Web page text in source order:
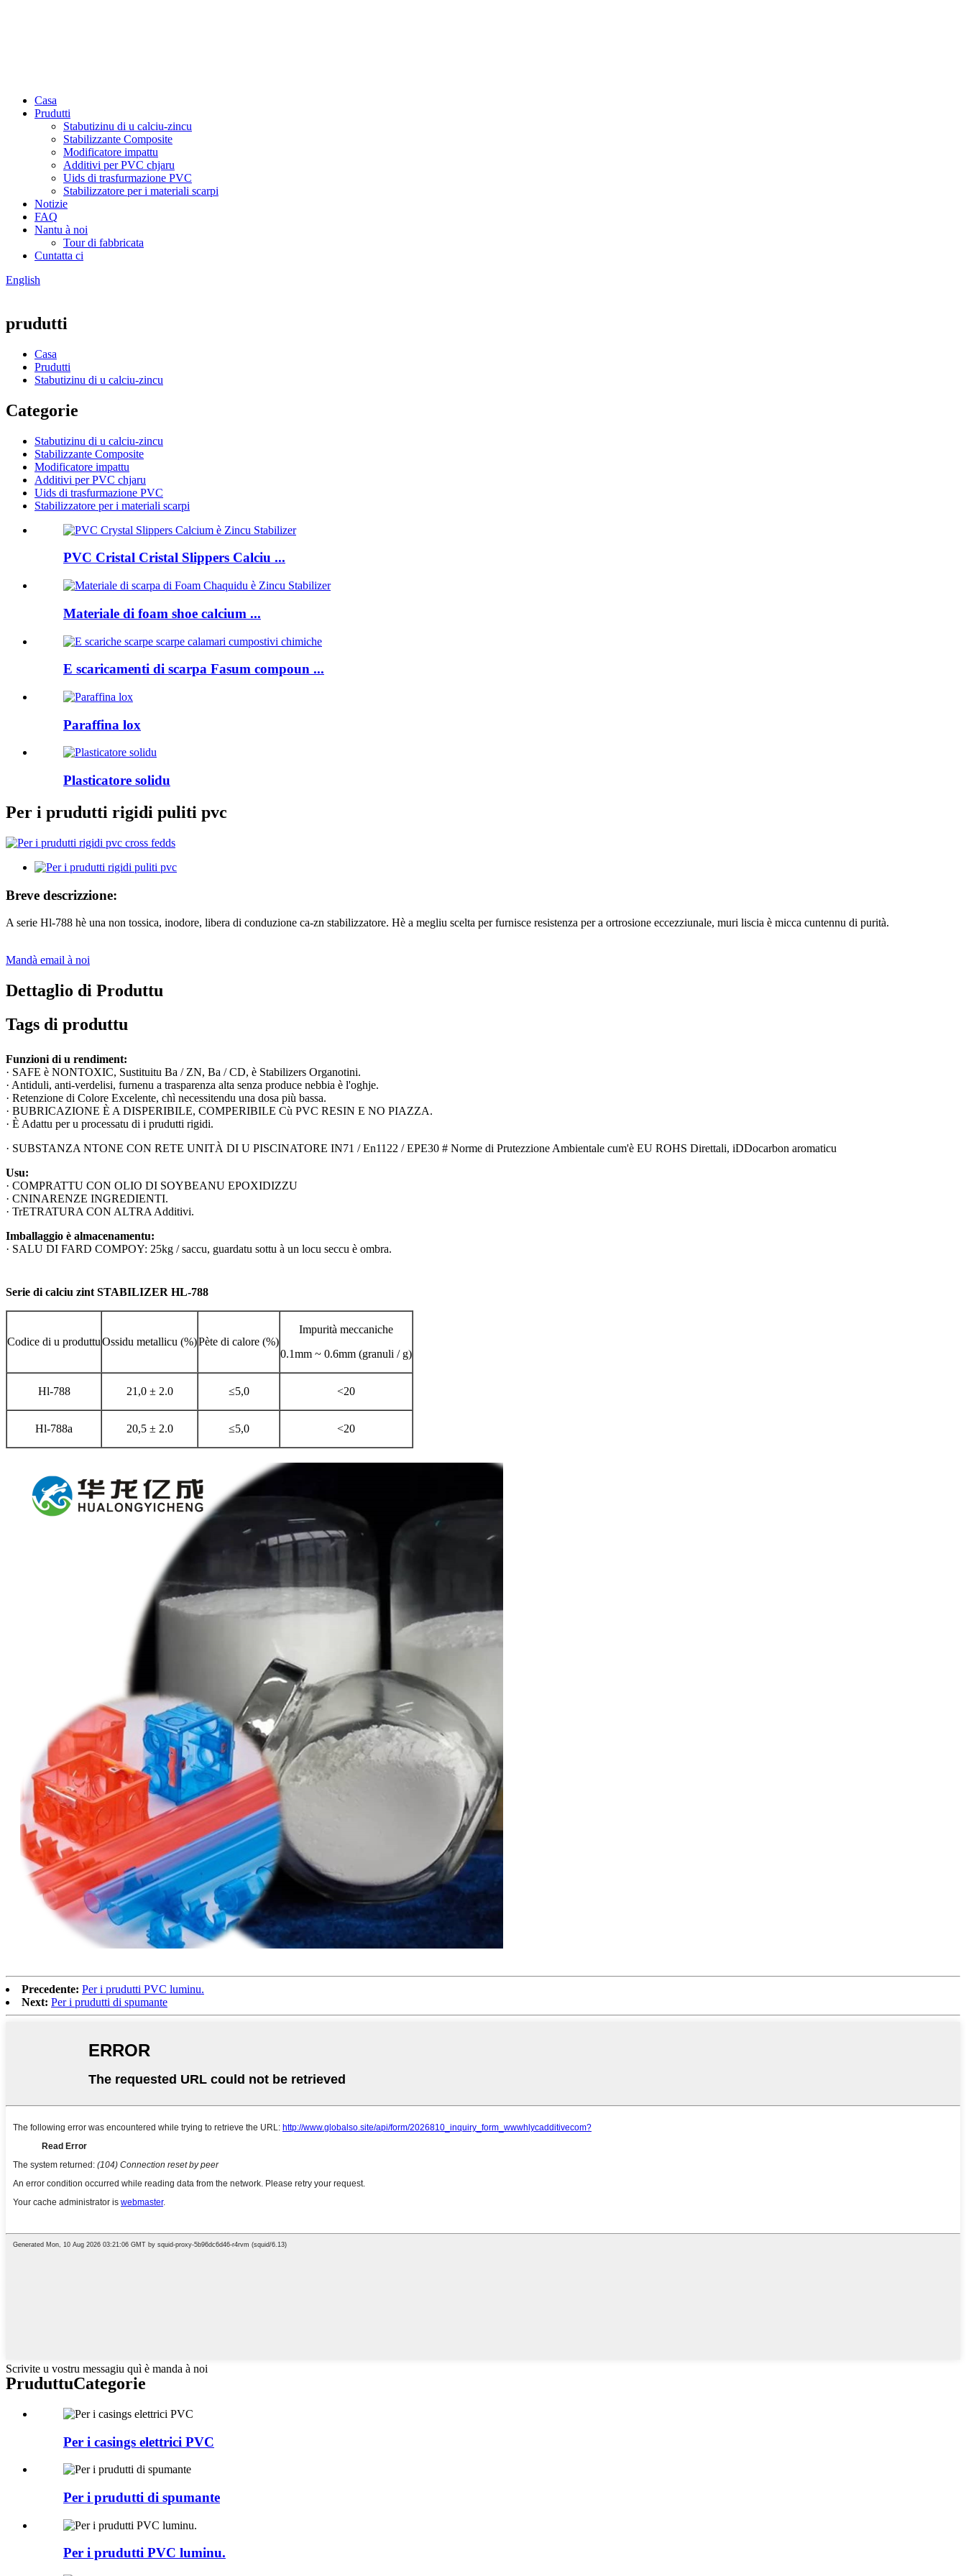
Casa
Prudutti
Stabutizinu di u calciu-zincu
Stabilizzante Composite
Modificatore impattu
Additivi per PVC chjaru
Uids di trasfurmazione PVC
Stabilizzatore per i materiali scarpi
Notizie
FAQ
Nantu à noi
Tour di fabbricata
Cuntatta ci
English
prudutti
Casa
Prudutti
Stabutizinu di u calciu-zincu
Categorie
Stabutizinu di u calciu-zincu
Stabilizzante Composite
Modificatore impattu
Additivi per PVC chjaru
Uids di trasfurmazione PVC
Stabilizzatore per i materiali scarpi
PVC Cristal Cristal Slippers Calciu ...
Materiale di foam shoe calcium ...
E scaricamenti di scarpa Fasum compoun ...
Paraffina lox
Plasticatore solidu
Per i prudutti rigidi puliti pvc
Breve descrizzione:
A serie Hl-788 hè una non tossica, inodore, libera di conduzione ca-zn stabilizzatore. Hè a megliu scelta per furnisce resistenza per a ortrosione eccezziunale, muri liscia è micca cuntennu di purità.
Mandà email à noi
Dettaglio di Produttu
Tags di produttu
Funzioni di u rendiment:
· SAFE è NONTOXIC, Sustituitu Ba / ZN, Ba / CD, è Stabilizers Organotini.
· Antiduli, anti-verdelisi, furnenu a trasparenza alta senza produce nebbia è l'oghje.
· Retenzione di Colore Excelente, chì necessitendu una dosa più bassa.
· BUBRICAZIONE È A DISPERIBILE, COMPERIBILE Cù PVC RESIN E NO PIAZZA.
· È Adattu per u processatu di i prudutti rigidi.
· SUBSTANZA NTONE CON RETE UNITÀ DI U PISCINATORE IN71 / En1122 / EPE30 # Norme di Prutezzione Ambientale cum'è EU ROHS Direttali, iDDocarbon aromaticu
Usu:
· COMPRATTU CON OLIO DI SOYBEANU EPOXIDIZZU
· CNINARENZE INGREDIENTI.
· TrETRATURA CON ALTRA Additivi.
Imballaggio è almacenamentu:
· SALU DI FARD COMPOY: 25kg / saccu, guardatu sottu à un locu seccu è ombra.
Serie di calciu zint STABILIZER HL-788
Codice di u produttuOssidu metallicu (%)Pète di calore (%)
Impurità meccaniche
0.1mm ~ 0.6mm (granuli / g)
Hl-788 21,0 ± 2.0 ≤5,0 <20
Hl-788a 20,5 ± 2.0 ≤5,0 <20
Precedente: Per i prudutti PVC luminu.
Next: Per i prudutti di spumante
Scrivite u vostru messagiu quì è manda à noi
PruduttuCategorie
Per i casings elettrici PVC
Per i prudutti di spumante
Per i prudutti PVC luminu.